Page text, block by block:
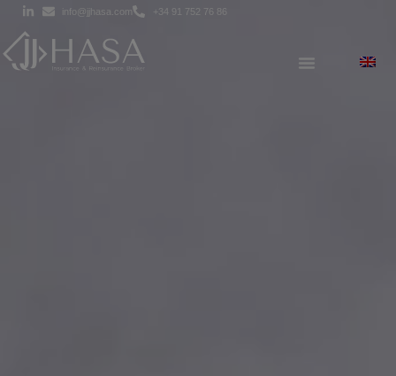
info@jjhasa.com +34 91 752 76 86